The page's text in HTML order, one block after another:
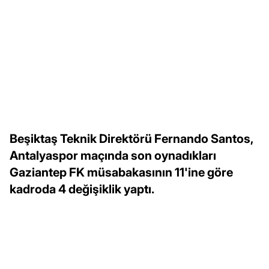
Beşiktaş Teknik Direktörü Fernando Santos,
Antalyaspor maçında son oynadıkları
Gaziantep FK müsabakasının 11'ine göre
kadroda 4 değişiklik yaptı.